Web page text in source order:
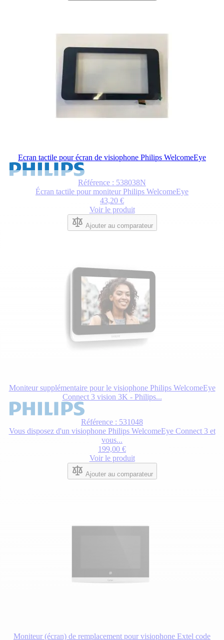
Ecran tactile pour écran de visiophone Philips WelcomeEye
Référence : 538038N
Écran tactile pour moniteur Philips WelcomeEye
43,20 €
Voir le produit
Ajouter au comparateur
Moniteur supplémentaire pour le visiophone Philips WelcomeEye
Connect 3 vision 3K - Philips...
Référence : 531048
Vous disposez d'un visiophone Philips WelcomeEye Connect 3 et
vous...
199,00 €
Voir le produit
Ajouter au comparateur
Moniteur (écran) de remplacement pour visiophone Extel code